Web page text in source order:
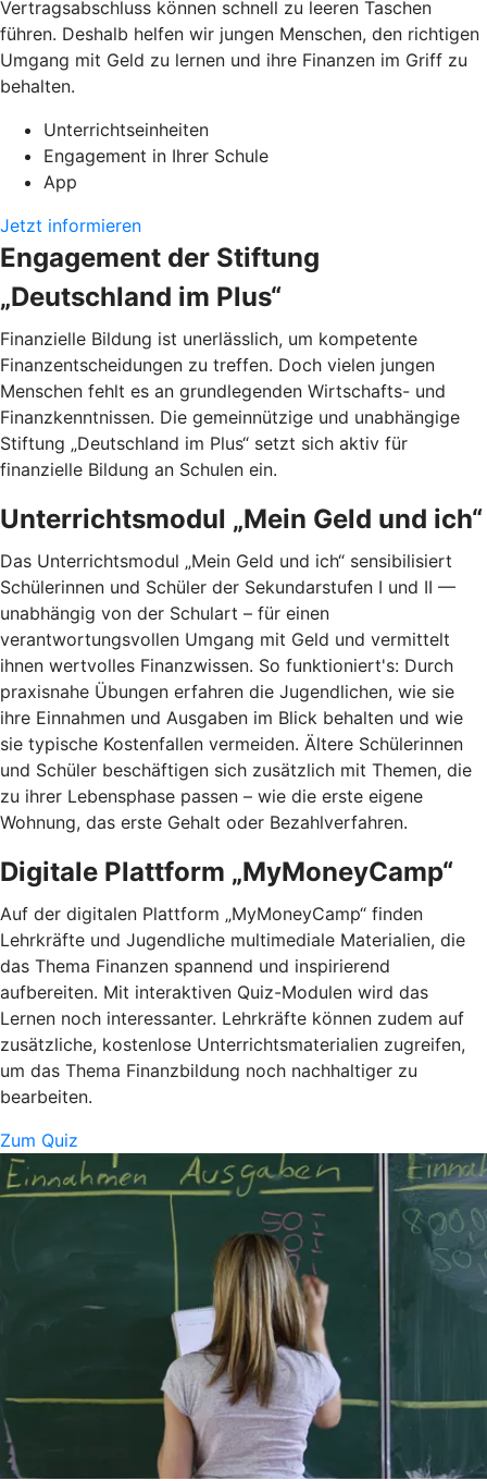
Vertragsabschluss können schnell zu leeren Taschen
führen. Deshalb helfen wir jungen Menschen, den richtigen
Umgang mit Geld zu lernen und ihre Finanzen im Griff zu
behalten.
Unterrichtseinheiten
Engagement in Ihrer Schule
App
Jetzt informieren
Engagement der Stiftung
„Deutschland im Plus“
Finanzielle Bildung ist unerlässlich, um kompetente
Finanzentscheidungen zu treffen. Doch vielen jungen
Menschen fehlt es an grundlegenden Wirtschafts- und
Finanzkenntnissen. Die gemeinnützige und unabhängige
Stiftung „Deutschland im Plus“ setzt sich aktiv für
finanzielle Bildung an Schulen ein.
Unterrichtsmodul „Mein Geld und ich“
Das Unterrichtsmodul „Mein Geld und ich“ sensibilisiert
Schülerinnen und Schüler der Sekundarstufen I und II —
unabhängig von der Schulart – für einen
verantwortungsvollen Umgang mit Geld und vermittelt
ihnen wertvolles Finanzwissen. So funktioniert's: Durch
praxisnahe Übungen erfahren die Jugendlichen, wie sie
ihre Einnahmen und Ausgaben im Blick behalten und wie
sie typische Kostenfallen vermeiden. Ältere Schülerinnen
und Schüler beschäftigen sich zusätzlich mit Themen, die
zu ihrer Lebensphase passen – wie die erste eigene
Wohnung, das erste Gehalt oder Bezahlverfahren.
Digitale Plattform „MyMoneyCamp“
Auf der digitalen Plattform „MyMoneyCamp“ finden
Lehrkräfte und Jugendliche multimediale Materialien, die
das Thema Finanzen spannend und inspirierend
aufbereiten. Mit interaktiven Quiz-Modulen wird das
Lernen noch interessanter. Lehrkräfte können zudem auf
zusätzliche, kostenlose Unterrichtsmaterialien zugreifen,
um das Thema Finanzbildung noch nachhaltiger zu
bearbeiten.
Zum Quiz